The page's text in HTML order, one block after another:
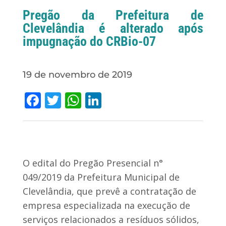
Pregão da Prefeitura de
Clevelândia é alterado após
impugnação do CRBio-07
19 de novembro de 2019
Facebook
Twitter
WhatsApp
LinkedIn
O edital do Pregão Presencial n°
049/2019 da Prefeitura Municipal de
Clevelândia, que prevê a contratação de
empresa especializada na execução de
serviços relacionados a resíduos sólidos,